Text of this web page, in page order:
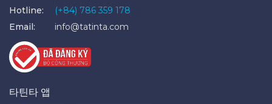
Hotline:
(+84) 786 359 178
Email:
info@tatinta.com
타틴타 앱